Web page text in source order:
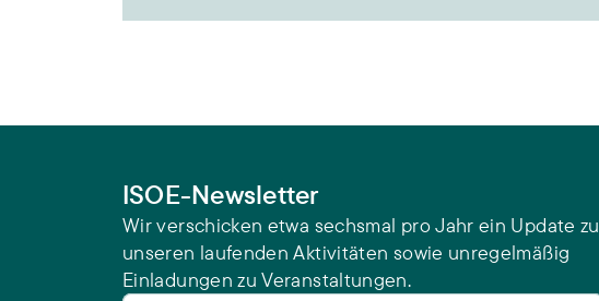
ISOE-Newsletter
Wir verschicken etwa sechsmal pro Jahr ein Update zu
unseren laufenden Aktivitäten sowie unregelmäßig
Einladungen zu Veranstaltungen.